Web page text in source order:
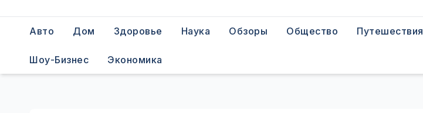
Авто Дом Здоровье Наука Обзоры Общество Путешествия
Шоу-Бизнес Экономика